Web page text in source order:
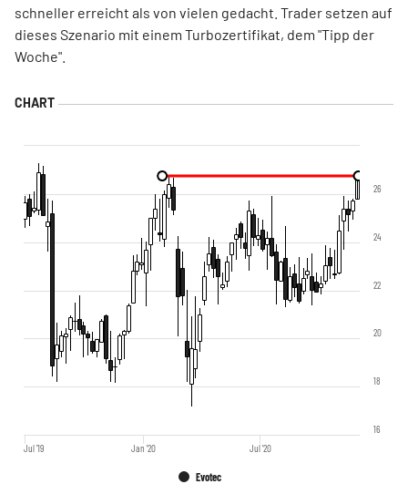
schneller erreicht als von vielen gedacht. Trader setzen auf
dieses Szenario mit einem Turbozertifikat, dem "Tipp der
Woche".
Evotec
Jan '20
Jul '19 Jul '20
16
18
20
22
24
26